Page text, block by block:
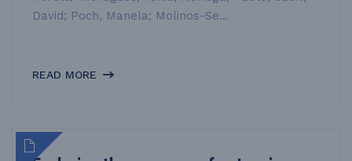
David; Poch, Manela; Molinos-Se...
READ MORE